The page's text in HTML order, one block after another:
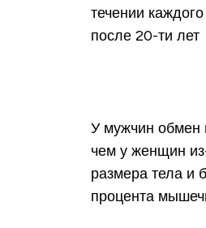
течении
после 20-ти лет
У мужчин
чем у женщин
размера тела и
процента